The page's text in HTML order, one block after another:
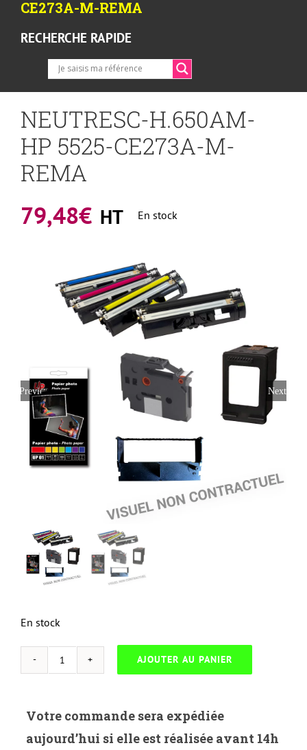
CE273A-M-REMA
RECHERCHE RAPIDE
NEUTRESC-H.650AM-
HP 5525-CE273A-M-
REMA
79,48€ HT En stock
Previous Next
En stock
quantité
H.650AM-
HP
AJOUTER AU PANIER
Votre commande sera expédiée
aujourd’hui si elle est réalisée avant 14h